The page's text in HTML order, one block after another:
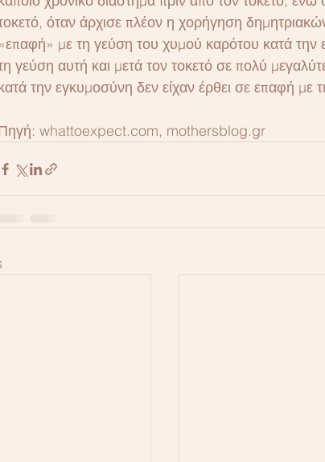
όταν άρχισε πλέον η χορήγηση
«επαφή» με τη γεύση του χυμού καρότου κατά
γεύση αυτή και μετά τον τοκετό σε πολύ
την εγκυμοσύνη δεν είχαν έρθει σε επαφή με
whattoexpect.com, mothersblog.gr